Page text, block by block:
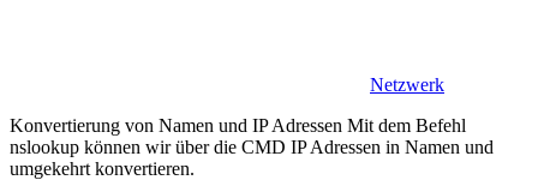
Netzwerk
Konvertierung von Namen und IP Adressen Mit dem Befehl
nslookup können wir über die CMD IP Adressen in Namen und
umgekehrt konvertieren.